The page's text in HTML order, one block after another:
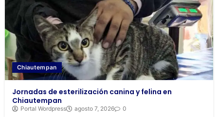
Chiautempan
Jornadas de esterilización canina y felina en
Chiautempan
Portal Wordpress agosto 7, 2026 0